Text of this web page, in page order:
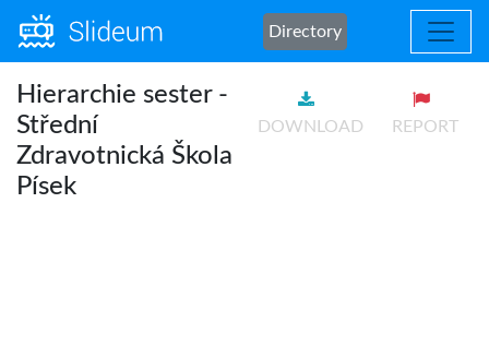
Directory
Hierarchie sester -
Střední
Zdravotnická Škola
Písek
DOWNLOAD REPORT